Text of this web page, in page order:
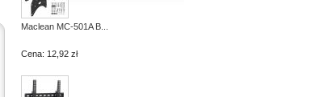
Maclean MC-501A B...
Cena: 12,92 zł